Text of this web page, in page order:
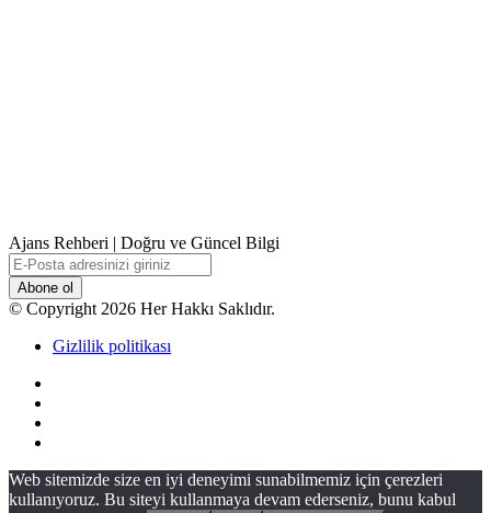
Ajans Rehberi | Doğru ve Güncel Bilgi
E-
Posta
adresinizi
giriniz
© Copyright 2026 Her Hakkı Saklıdır.
Gizlilik politikası
Başa
dön
Web sitemizde size en iyi deneyimi sunabilmemiz için çerezleri
kullanıyoruz. Bu siteyi kullanmaya devam ederseniz, bunu kabul